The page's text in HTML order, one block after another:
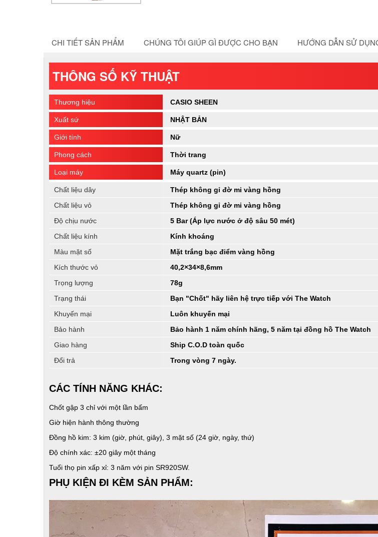
CHI TIẾT SẢN PHẨM CHÚNG TÔI GIÚP GÌ ĐƯỢC CHO BẠN HƯỚNG DẪN SỬ
THÔNG SỐ KỸ THUẬT
Thương hiệu CASIO SHEEN
Xuất sứ NHẬT BẢN
Giới tính Nữ
Phong cách Thời trang
Loại máy Máy quartz (pin)
Chất liệu dây
Thép không gỉ đờ mi vàng hồng
Chất liệu vỏ
Thép không gỉ đờ mi vàng hồng
Độ chịu nước
5 Bar (Áp lực nước ở độ sâu 50 mét)
Chất liệu kính
Kính khoáng
Màu mặt số
Mặt trắng bạc điểm vàng hồng
Kích thước vỏ
40,2×34×8,6mm
Trọng lượng
78g
Trạng thái
Bạn "Chốt" hãy liên hệ trực tiếp với The Watch
Khuyến mại
Luôn khuyến mại
Bảo hành
Bảo hành 1 năm chính hãng, 5 năm tại đồng hồ The Watch
Giao hàng
Ship C.O.D toàn quốc
Đổi trả
Trong vòng 7 ngày.
CÁC TÍNH NĂNG KHÁC:
Chốt gập 3 chỉ với một lần bấm
Giờ hiện hành thông thường
Đồng hồ kim: 3 kim (giờ, phút, giây), 3 mặt số (24 giờ, ngày, thứ)
Độ chính xác: ±20 giây một tháng
Tuổi thọ pin xấp xỉ: 3 năm với pin SR920SW.
PHỤ KIỆN ĐI KÈM SẢN PHẨM: